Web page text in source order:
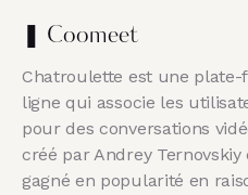
❚ Coomeet
Chatroulette est une plate-
ligne qui associe les
pour des conversations
créé par Andrey
gagné en popularité en